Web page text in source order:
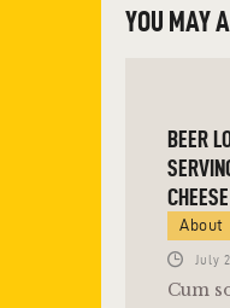
YOU MAY
BEER
About
July
Cum